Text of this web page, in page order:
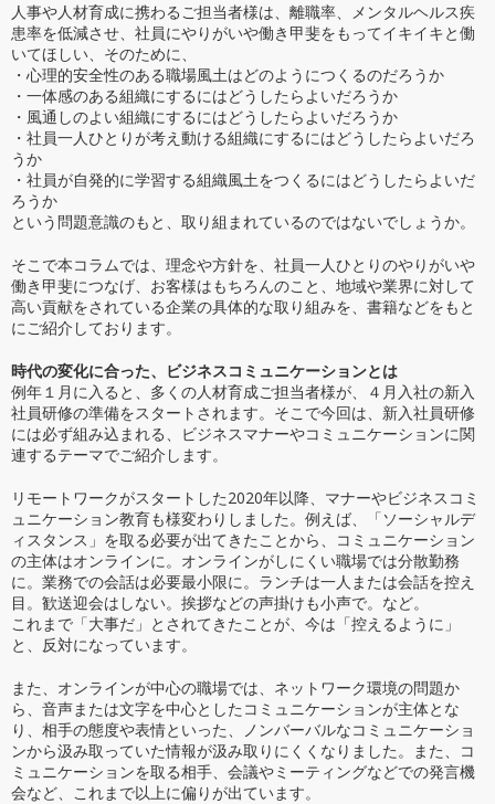
人事や人材育成に携わるご担当者様は、離職率、メンタルヘルス疾
患率を低減させ、社員にやりがいや働き甲斐をもってイキイキと働
いてほしい、そのために、
・心理的安全性のある職場風土はどのようにつくるのだろうか
・一体感のある組織にするにはどうしたらよいだろうか
・風通しのよい組織にするにはどうしたらよいだろうか
・社員一人ひとりが考え動ける組織にするにはどうしたらよいだろ
うか
・社員が自発的に学習する組織風土をつくるにはどうしたらよいだ
ろうか
という問題意識のもと、取り組まれているのではないでしょうか。
そこで本コラムでは、理念や方針を、社員一人ひとりのやりがいや
働き甲斐につなげ、お客様はもちろんのこと、地域や業界に対して
高い貢献をされている企業の具体的な取り組みを、書籍などをもと
にご紹介しております。
時代の変化に合った、ビジネスコミュニケーションとは
例年１月に入ると、多くの人材育成ご担当者様が、４月入社の新入
社員研修の準備をスタートされます。そこで今回は、新入社員研修
には必ず組み込まれる、ビジネスマナーやコミュニケーションに関
連するテーマでご紹介します。
リモートワークがスタートした2020年以降、マナーやビジネスコミ
ュニケーション教育も様変わりしました。例えば、「ソーシャルデ
ィスタンス」を取る必要が出てきたことから、コミュニケーション
の主体はオンラインに。オンラインがしにくい職場では分散勤務
に。業務での会話は必要最小限に。ランチは一人または会話を控え
目。歓送迎会はしない。挨拶などの声掛けも小声で。など。
これまで「大事だ」とされてきたことが、今は「控えるように」
と、反対になっています。
また、オンラインが中心の職場では、ネットワーク環境の問題か
ら、音声または文字を中心としたコミュニケーションが主体とな
り、相手の態度や表情といった、ノンバーバルなコミュニケーショ
ンから汲み取っていた情報が汲み取りにくくなりました。また、コ
ミュニケーションを取る相手、会議やミーティングなどでの発言機
会など、これまで以上に偏りが出ています。